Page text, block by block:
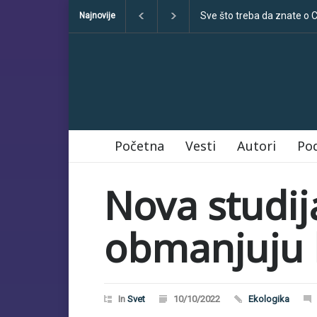
Najnovije Klimatske dezinformacije
Početna Vesti Autori
Nova
obmanjuju
In Svet 10/10/2022 Ekologika